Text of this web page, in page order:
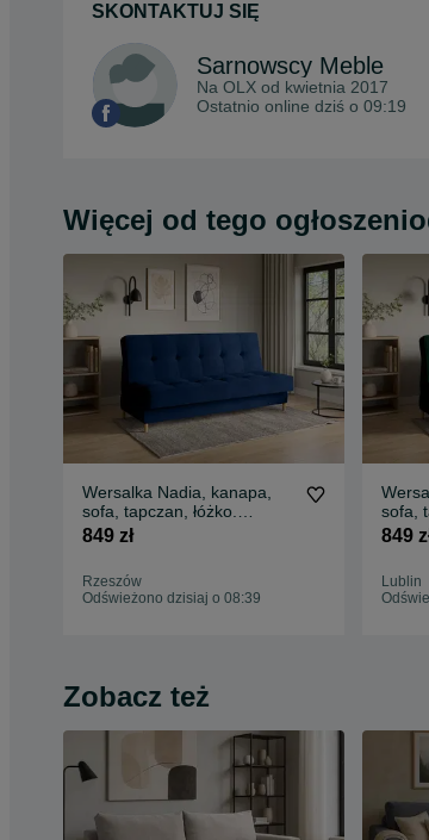
SKONTAKTUJ SIĘ
Sarnowscy Meble
Na OLX od kwietnia 2017
Ostatnio online dziś o 09:19
Więcej od tego
Wersalka Nadia, kanapa,
sofa, tapczan, łóżko.
Szybka dostawa! Sprężyny
849 zł
Rzeszów
Odświeżono dzisiaj o 08:39
sofa,
849
Lublin
Zobacz też